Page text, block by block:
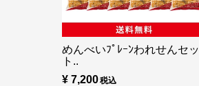
めんべいﾌﾟﾚｰﾝわれせんセッ
ト..
¥ 7,200